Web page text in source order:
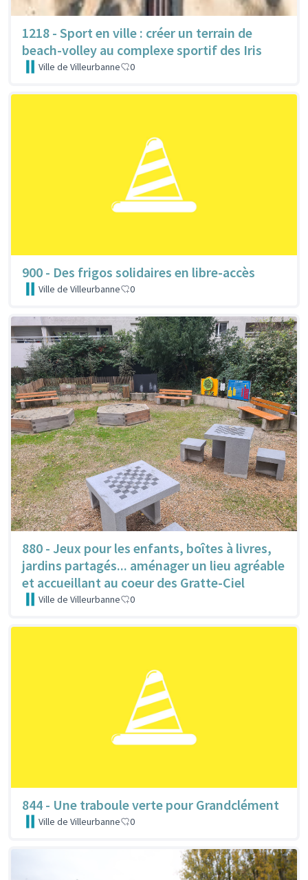
1218 - Sport en ville : créer un terrain de
beach-volley au complexe sportif des Iris
Ville de Villeurbanne 0
900 - Des frigos solidaires en libre-accès
Ville de Villeurbanne 0
880 - Jeux pour les enfants, boîtes à livres,
jardins partagés... aménager un lieu agréable
et accueillant au coeur des Gratte-Ciel
Ville de Villeurbanne 0
844 - Une traboule verte pour Grandclément
Ville de Villeurbanne 0